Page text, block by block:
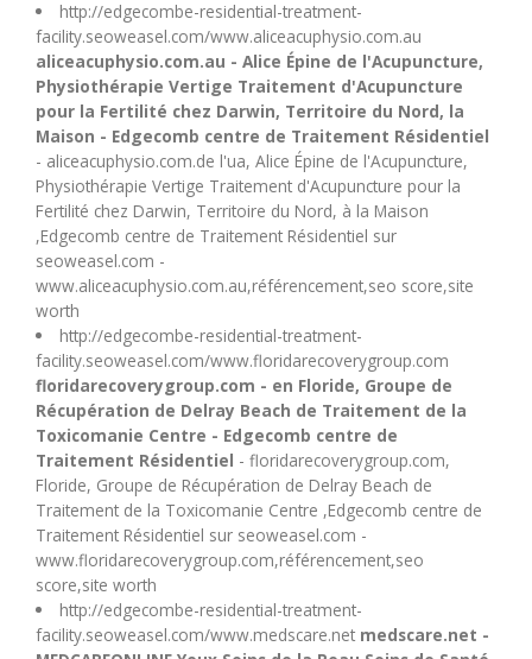
http://edgecombe-residential-treatment-
facility.seoweasel.com/www.aliceacuphysio.com.au
aliceacuphysio.com.au - Alice Épine de l'Acupuncture,
Physiothérapie Vertige Traitement d'Acupuncture
pour la Fertilité chez Darwin, Territoire du Nord, la
Maison - Edgecomb centre de Traitement Résidentiel
- aliceacuphysio.com.de l'ua, Alice Épine de l'Acupuncture,
Physiothérapie Vertige Traitement d'Acupuncture pour la
Fertilité chez Darwin, Territoire du Nord, à la Maison
,Edgecomb centre de Traitement Résidentiel sur
seoweasel.com -
www.aliceacuphysio.com.au,référencement,seo score,site
worth
http://edgecombe-residential-treatment-
facility.seoweasel.com/www.floridarecoverygroup.com
floridarecoverygroup.com - en Floride, Groupe de
Récupération de Delray Beach de Traitement de la
Toxicomanie Centre - Edgecomb centre de
Traitement Résidentiel - floridarecoverygroup.com,
Floride, Groupe de Récupération de Delray Beach de
Traitement de la Toxicomanie Centre ,Edgecomb centre de
Traitement Résidentiel sur seoweasel.com -
www.floridarecoverygroup.com,référencement,seo
score,site worth
http://edgecombe-residential-treatment-
facility.seoweasel.com/www.medscare.net medscare.net -